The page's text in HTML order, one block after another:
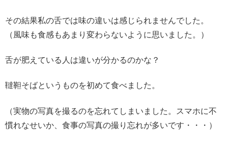
その結果私の舌では味の違いは感じられませんでした。
（風味も食感もあまり変わらないように思いました。）
舌が肥えている人は違いが分かるのかな？
韃靼そばというものを初めて食べました。
（実物の写真を撮るのを忘れてしまいました。スマホに不
慣れなせいか、食事の写真の撮り忘れが多いです・・・）